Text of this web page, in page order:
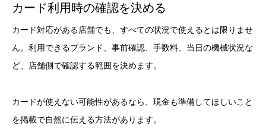
カード利用時の確認を決める
カード対応がある店舗でも、すべての状況で使えるとは限りませ
ん。利用できるブランド、事前確認、手数料、当日の機械状況な
ど、店舗側で確認する範囲を決めます。
カードが使えない可能性があるなら、現金も準備してほしいこと
を掲載で自然に伝える方法があります。